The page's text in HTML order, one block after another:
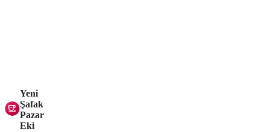
Yeni
Şafak
Pazar
Eki